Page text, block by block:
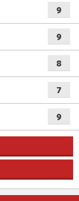
9
9
8
7
9